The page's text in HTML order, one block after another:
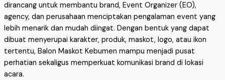
dirancang untuk membantu brand, Event Organizer (EO),
agency, dan perusahaan menciptakan pengalaman event yang
lebih menarik dan mudah diingat. Dengan bentuk yang dapat
dibuat menyerupai karakter, produk, maskot, logo, atau ikon
tertentu, Balon Maskot Kebumen mampu menjadi pusat
perhatian sekaligus memperkuat komunikasi brand di lokasi
acara.